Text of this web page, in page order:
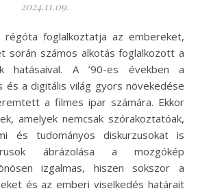
2024.11.09.
során számos alkotás foglalkozott a
hatásaival. A ’90-es években a
és a digitális világ gyors növekedése
a filmes ipar számára. Ekkor
amelyek nemcsak szórakoztatóak,
és tudományos diskurzusokat is
ábrázolása a mozgókép
izgalmas, hiszen sokszor a
és az emberi viselkedés határait